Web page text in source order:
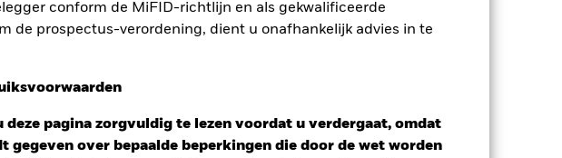
conform de MiFID-richtlijn en als gekwalificeerde
de prospectus-verordening, dient u onafhankelijk advies in te
deze pagina zorgvuldig te lezen voordat u verdergaat, omdat
gegeven over bepaalde beperkingen die door de wet worden